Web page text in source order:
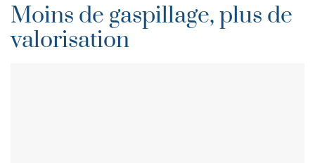
Moins de gaspillage, plus de
valorisation